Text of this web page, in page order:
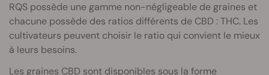
RQS possède une gamme non-négligeable de graines et
chacune possède des ratios différents de CBD : THC. Les
cultivateurs peuvent choisir le ratio qui convient le mieux
à leurs besoins.
Les graines CBD sont disponibles sous la forme